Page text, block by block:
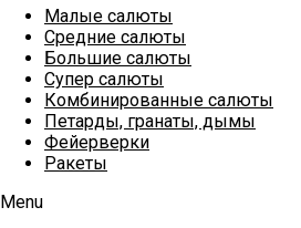
Малые салюты
Средние салюты
Большие салюты
Супер салюты
Комбинированные салюты
Петарды, гранаты, дымы
Фейерверки
Ракеты
Menu